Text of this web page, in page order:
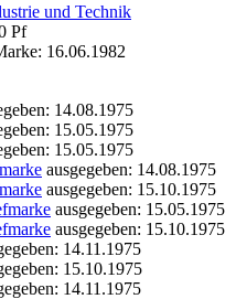
und Technik
Pf
16.06.1982
14.08.1975
15.05.1975
15.05.1975
ausgegeben: 14.08.1975
ausgegeben: 15.10.1975
ausgegeben: 15.05.1975
ausgegeben: 15.10.1975
14.11.1975
15.10.1975
14.11.1975